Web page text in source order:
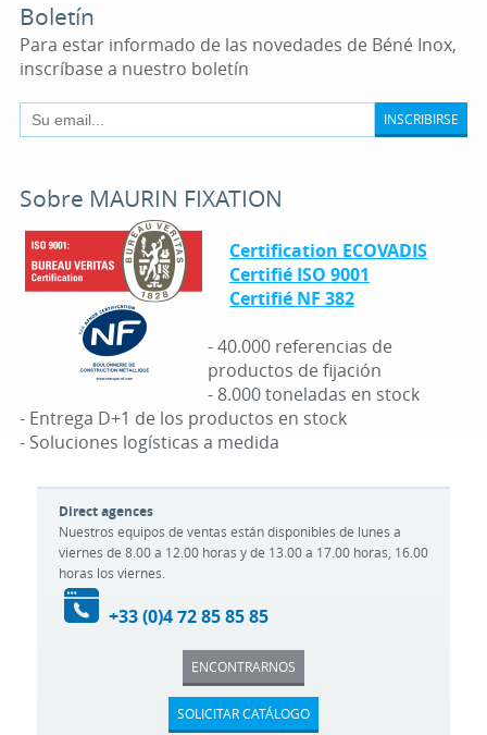
Boletín
Para estar informado de las novedades de Béné Inox,
inscríbase a nuestro boletín
INSCRIBIRSE
Sobre MAURIN FIXATION
Certification ECOVADIS
Certifié ISO 9001
Certifié NF 382
- 40.000 referencias de
productos de fijación
- 8.000 toneladas en stock
- Entrega D+1 de los productos en stock
- Soluciones logísticas a medida
Direct agences
Nuestros equipos de ventas están disponibles de lunes a
viernes de 8.00 a 12.00 horas y de 13.00 a 17.00 horas, 16.00
horas los viernes.
+33 (0)4 72 85 85 85
ENCONTRARNOS
SOLICITAR CATÁLOGO